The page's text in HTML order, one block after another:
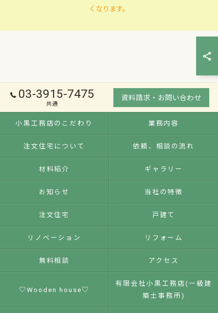
くなります。
03-3915-7475
共通
資料請求・お問い合わせ
小黒工務店のこだわり 業務内容
注文住宅について 依頼、相談の流れ
材料紹介 ギャラリー
お知らせ 当社の特徴
注文住宅 戸建て
リノベーション リフォーム
無料相談 アクセス
♡Wooden house♡
有限会社小黒工務店(一級建
築士事務所)